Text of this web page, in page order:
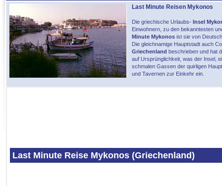
Last Minute Reisen Mykonos
Die griechische Urlaubs- Insel
Einwohnern, zu den bekanntesten
Minute Mykonos ist sie von
Die gleichnamige Hauptstadt auch
Griechenland beschrieben und hat
auf Ursprünglichkeit, was der Insel,
schmalen Gassen der quirligen
und Tavernen zur Einkehr ein.
Last Minute Reise Mykonos (Griechenland)